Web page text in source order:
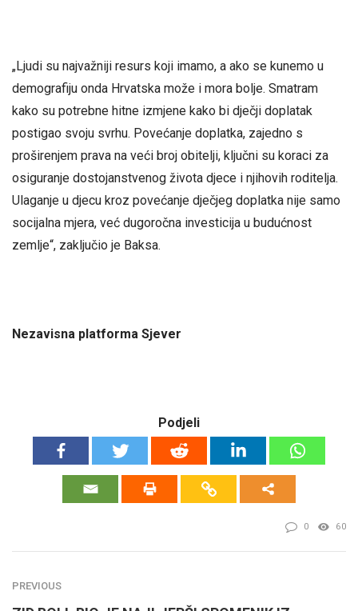
„Ljudi su najvažniji resurs koji imamo, a ako se kunemo u
demografiju onda Hrvatska može i mora bolje. Smatram
kako su potrebne hitne izmjene kako bi dječji doplatak
postigao svoju svrhu. Povećanje doplatka, zajedno s
proširenjem prava na veći broj obitelji, ključni su koraci za
osiguranje dostojanstvenog života djece i njihovih roditelja.
Ulaganje u djecu kroz povećanje dječjeg doplatka nije samo
socijalna mjera, već dugoročna investicija u budućnost
zemlje“, zaključio je Baksa.
Nezavisna platforma Sjever
Podjeli
0 60
PREVIOUS